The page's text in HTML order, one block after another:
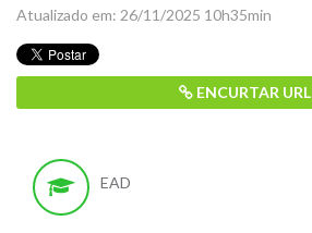
Atualizado em: 26/11/2025 10h35min
ENCURTAR URL
EAD